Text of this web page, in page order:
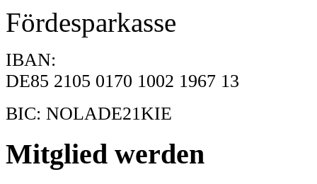
Fördesparkasse
IBAN:
DE85 2105 0170 1002 1967 13
BIC: NOLADE21KIE
Mitglied werden